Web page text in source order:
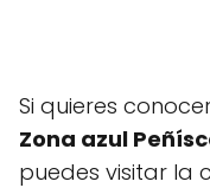
Si quieres
Zona azul
puedes visitar la